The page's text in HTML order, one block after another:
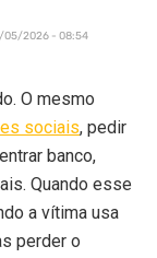
05/2026 - 08:54
O mesmo
sociais, pedir
banco,
Quando esse
a vítima usa
perder o